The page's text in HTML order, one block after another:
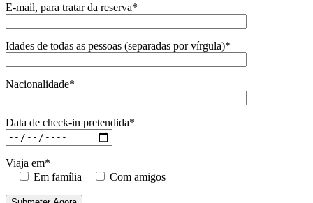
E-mail, para tratar da reserva*
Idades de todas as pessoas (separadas por vírgula)*
Nacionalidade*
Data de check-in pretendida*
Viaja em*
Em família
Com amigos